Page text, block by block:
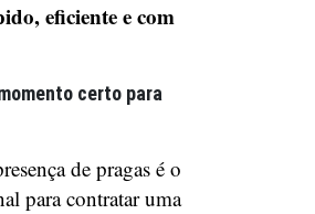
eficiente e com
certo para
de pragas é o
para contratar uma